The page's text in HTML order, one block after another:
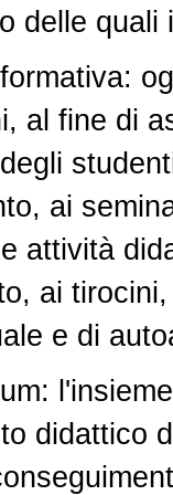
delle
al fine di
ai
attività
ai
e di
didattico